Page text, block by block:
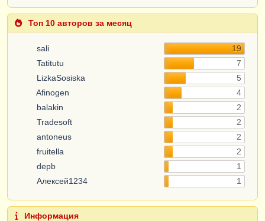
Топ 10 авторов за месяц
19
Tatitutu
7
LizkaSosiska
5
Afinogen
4
balakin
2
Tradesoft
2
antoneus
2
fruitella
2
depb
1
Алексей1234
1
Информация